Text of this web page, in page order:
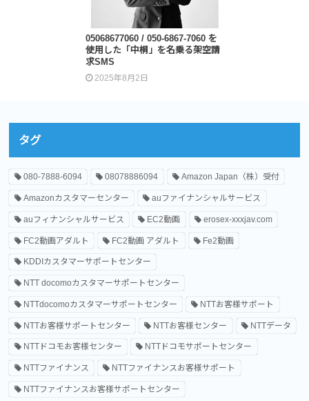
05068677060 / 050-6867-7060 を
使用した「中桐」を名乗る架空請
求SMS
2025年8月2日
タグ
080-7888-6094 08078886094 Amazon Japan（株）受付
Amazonカスタマーセンター auファイナンシャルサービス
auフィナンシャルサービス EC2動画 erosex-xxxjav.com
FC2動画アダルト FC2動画 アダルト Fe2動画
KDDIカスタマーサポートセンター
NTT docomoカスタマーサポートセンター
NTTdocomoカスタマーサポートセンター NTTお客様サポート
NTTお客様サポートセンター NTTお客様センター NTTデータ
NTTドコモお客様センター NTTドコモサポートセンター
NTTファイナンス NTTファイナンスお客様サポート
NTTファイナンスお客様サポートセンター